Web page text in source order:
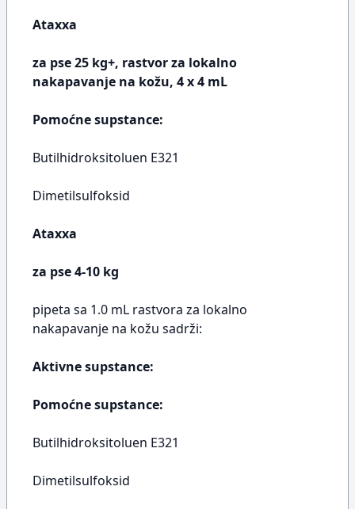
Ataxxa
za pse 25 kg+, rastvor za lokalno
nakapavanje na kožu, 4 x 4 mL
Pomoćne supstance:
Butilhidroksitoluen E321
Dimetilsulfoksid
Ataxxa
za pse 4-10 kg
pipeta sa 1.0 mL rastvora za lokalno
nakapavanje na kožu sadrži:
Aktivne supstance:
Pomoćne supstance:
Butilhidroksitoluen E321
Dimetilsulfoksid